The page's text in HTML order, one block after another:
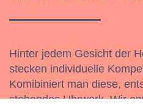
Hinter jedem Gesicht der
stecken individuelle
Komibiniert man diese,
stehendes Uhrwerk. Wir